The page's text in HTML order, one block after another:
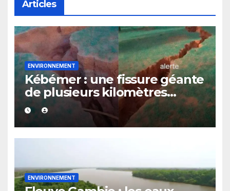
Articles
ENVIRONNEMENT
Kébémer : une fissure géante
de plusieurs kilomètres
suscite l’inquiétude à Darou
Mouhty
ENVIRONNEMENT